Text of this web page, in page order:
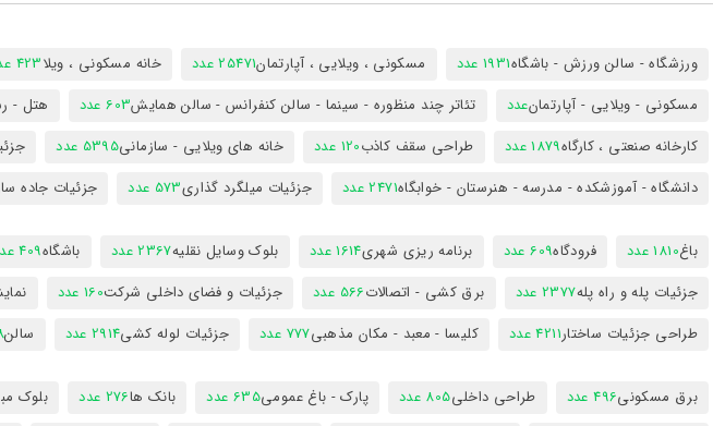
ورزشگاه - سالن ورزش - باشگاه1931 عدد مسکونی ، ویلایی ، آپارتمان25471 عدد خانه مسکونی ، ویلا423 عدد
مسکونی - ویلایی - آپارتمانعدد تئاتر چند منظوره - سینما - سالن کنفرانس - سالن همایش603 عدد هتل -
کارخانه صنعتی ، کارگاه1879 عدد طراحی سقف کاذب120 عدد خانه های ویلایی - سازمانی5395 عدد
دانشگاه - آموزشکده - مدرسه - هنرستان - خوابگاه2471 عدد جزئیات میلگرد گذاری573 عدد جزئیات جاده
باغ1810 عدد فرودگاه609 عدد برنامه ریزی شهری1614 عدد بلوک وسایل نقلیه2367 عدد باشگاه409 عدد
جزئیات پله و راه پله2377 عدد برق کشی - اتصالات566 عدد جزئیات و فضای داخلی شرکت160 عدد
طراحی جزئیات ساختار4211 عدد کلیسا - معبد - مکان مذهبی777 عدد جزئیات لوله کشی2914 عدد سالن
برق مسکونی496 عدد طراحی داخلی805 عدد پارک - باغ عمومی635 عدد بانک ها276 عدد بلوک